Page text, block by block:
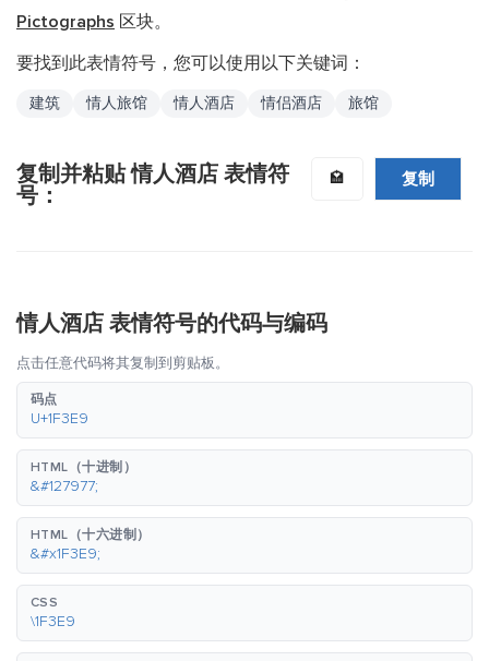
Pictographs 区块。
要找到此表情符号，您可以使用以下关键词：
建筑 情人旅馆 情人酒店 情侣酒店 旅馆
复制并粘贴 情人酒店 表情符
号：
🏩 复制
情人酒店 表情符号的代码与编码
点击任意代码将其复制到剪贴板。
码点
U+1F3E9
HTML（十进制）
&#127977;
HTML（十六进制）
&#x1F3E9;
CSS
\1F3E9